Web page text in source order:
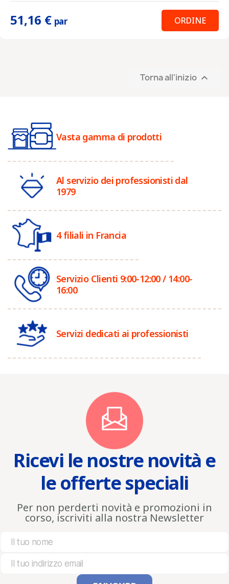
51,16 € par ORDINE
Torna all'inizio 
Vasta gamma di prodotti
Al servizio dei professionisti dal
1979
4 filiali in Francia
Servizio Clienti 9:00-12:00 / 14:00-
16:00
Servizi dedicati ai professionisti
Ricevi le nostre novità e
le offerte speciali
Per non perderti novità e promozioni in
corso, iscriviti alla nostra Newsletter